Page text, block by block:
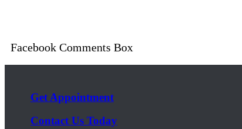
Facebook Comments Box
Get Appointment
Contact Us Today